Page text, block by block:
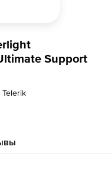
Support